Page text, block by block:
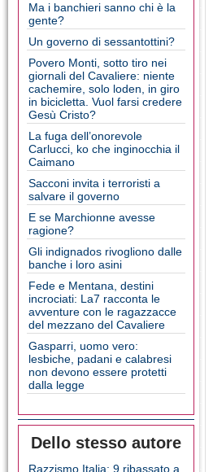
Ma i banchieri sanno chi è la
gente?
Un governo di sessantottini?
Povero Monti, sotto tiro nei
giornali del Cavaliere: niente
cachemire, solo loden, in giro
in bicicletta. Vuol farsi credere
Gesù Cristo?
La fuga dell’onorevole
Carlucci, ko che inginocchia il
Caimano
Sacconi invita i terroristi a
salvare il governo
E se Marchionne avesse
ragione?
Gli indignados rivogliono dalle
banche i loro asini
Fede e Mentana, destini
incrociati: La7 racconta le
avventure con le ragazzacce
del mezzano del Cavaliere
Gasparri, uomo vero:
lesbiche, padani e calabresi
non devono essere protetti
dalla legge
Dello stesso autore
Razzismo Italia: 9 ribassato a